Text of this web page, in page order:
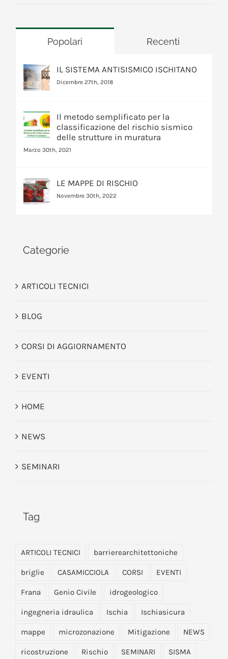
Popolari Recenti
IL SISTEMA ANTISISMICO ISCHITANO
Dicembre 27th, 2018
Il metodo semplificato per la
classificazione del rischio sismico
delle strutture in muratura
Marzo 30th, 2021
LE MAPPE DI RISCHIO
Novembre 30th, 2022
Categorie
ARTICOLI TECNICI
BLOG
CORSI DI AGGIORNAMENTO
EVENTI
HOME
NEWS
SEMINARI
Tag
ARTICOLI TECNICI barrierearchitettoniche
briglie CASAMICCIOLA CORSI EVENTI
Frana Genio Civile idrogeologico
ingegneria idraulica Ischia Ischiasicura
mappe microzonazione Mitigazione NEWS
ricostruzione Rischio SEMINARI SISMA